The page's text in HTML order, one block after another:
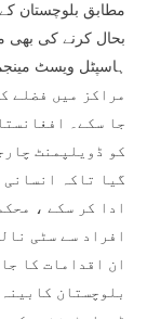
مطابق بلوچستان کے
بحال کرنے کی بھی
مراکز میں فضلے
جا سکے۔
کو ڈویلپمنٹ
گیا تاکہ
ادا کر سکے ،
افراد سے سٹی
ان اقدامات کا
بلوچستان